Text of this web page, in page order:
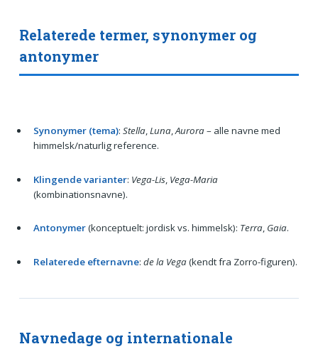
Relaterede termer, synonymer og
antonymer
Synonymer (tema): Stella,Luna,Aurora– alle navne med
himmelsk/naturlig reference.
Klingende varianter: Vega-Lis, Vega-Maria
(kombinationsnavne).
Antonymer(konceptuelt: jordisk vs. himmelsk): Terra, Gaia.
Relaterede efternavne: de la Vega(kendt fra Zorro-figuren).
Navnedage og internationale